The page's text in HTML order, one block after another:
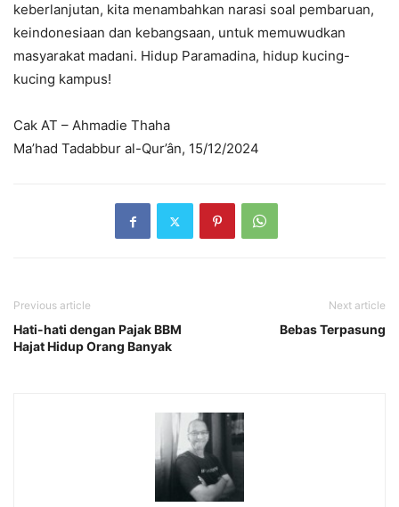
keberlanjutan, kita menambahkan narasi soal pembaruan,
keindonesiaan dan kebangsaan, untuk memuwudkan
masyarakat madani. Hidup Paramadina, hidup kucing-
kucing kampus!
Cak AT – Ahmadie Thaha
Ma’had Tadabbur al-Qur’ân, 15/12/2024
Previous article
Hati-hati dengan Pajak BBM
Hajat Hidup Orang Banyak
Next article
Bebas Terpasung